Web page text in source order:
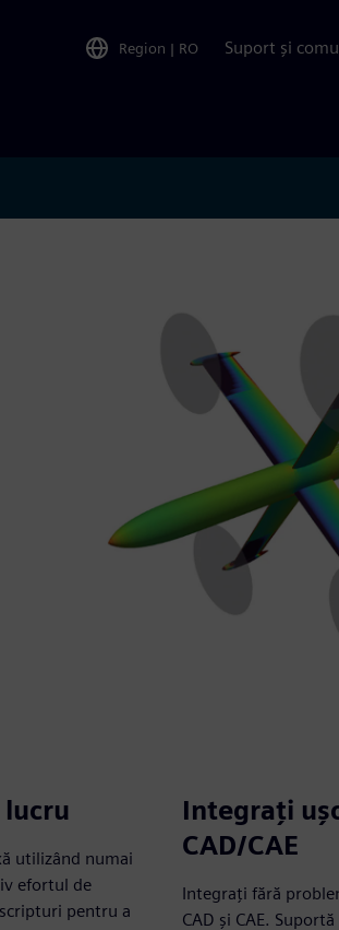
Region | RO Suport și
utilizând numai
efortul de
pentru a
Integrați
CAD/CAE
Integrați fără
CAD și CAE.